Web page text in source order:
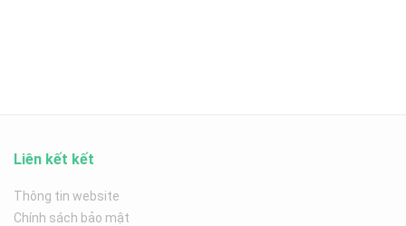
Liên kết kết
Thông tin website
Chính sách bảo mật